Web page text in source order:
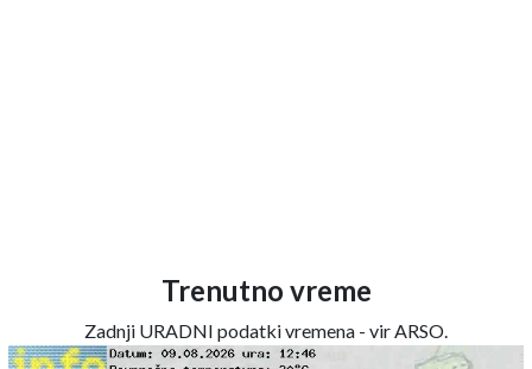
Trenutno vreme
Zadnji URADNI podatki vremena - vir ARSO.